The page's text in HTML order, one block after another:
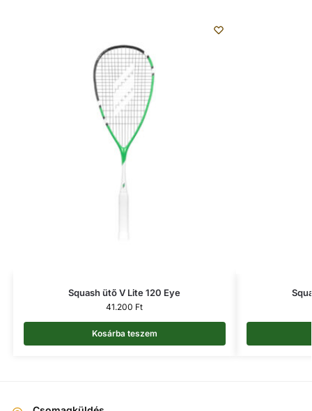
Squash ütő V Lite 120 Eye
41.200 Ft
Kosárba teszem